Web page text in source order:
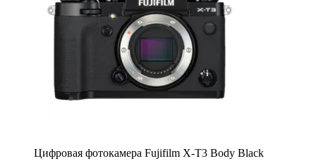
Цифровая фотокамера Fujifilm X-T3 Body Black